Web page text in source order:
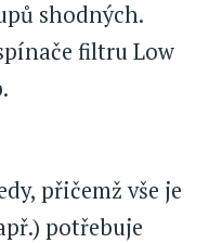
shodných.
filtru Low
přičemž vše je
potřebuje